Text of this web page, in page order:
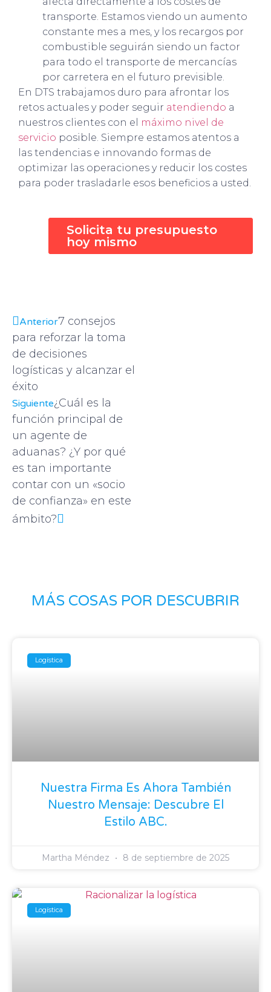
transporte. Estamos viendo un aumento
constante mes a mes, y los recargos por
combustible seguirán siendo un factor
para todo el transporte de mercancías
por carretera en el futuro previsible.
En DTS trabajamos duro para afrontar los
retos actuales y poder seguir atendiendo a
nuestros clientes con el
máximo nivel de
servicio posible. Siempre estamos atentos a
las tendencias e innovando formas de
optimizar las operaciones y reducir los costes
para poder trasladarle esos beneficios a usted.
Solicita tu presupuesto
hoy mismo
Anterior7 consejos
para reforzar la toma
de decisiones
logísticas y alcanzar el
éxito
Siguiente¿Cuál es la
función principal de
un agente de
aduanas? ¿Y por qué
es tan importante
contar con un «socio
de confianza» en este
ámbito?
MÁS COSAS POR DESCUBRIR
Logística
Nuestra Firma Es Ahora También
Nuestro Mensaje: Descubre El
Estilo ABC.
Martha Méndez 8 de septiembre de 2025
Logística